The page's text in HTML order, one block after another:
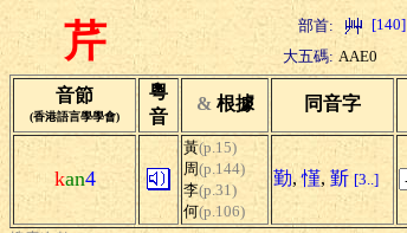
芹 部首: [140]
大五碼: AAE0
音節
(香港語言學學會)
粵
音
& 根據 同音字
kan4
黃(p.15)
周(p.144)
李(p.31)
何(p.106)
勤,慬, 斳 [3..]